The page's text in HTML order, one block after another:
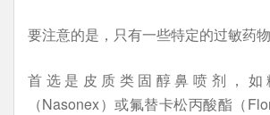
要注意的是，只有一些特定的过敏药物
首选是皮质类固醇鼻喷剂，如
（Nasonex）或氟替卡松丙酸酯（